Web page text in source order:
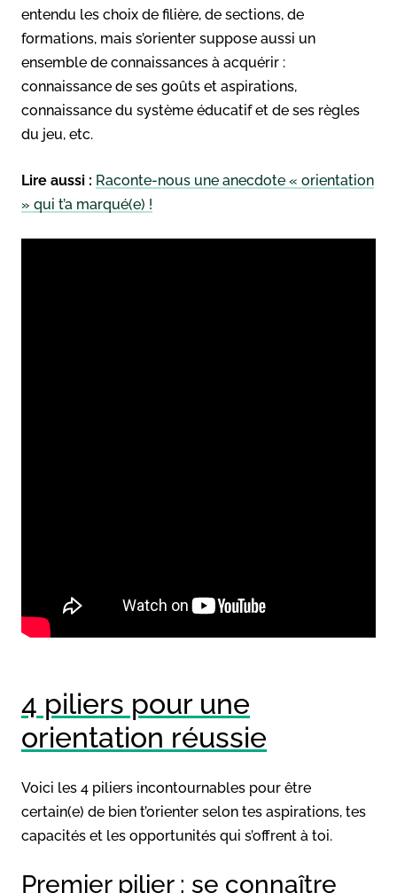
entendu les choix de filière, de sections, de
formations, mais s’orienter suppose aussi un
ensemble de connaissances à acquérir :
connaissance de ses goûts et aspirations,
connaissance du système éducatif et de ses règles
du jeu, etc.
Lire aussi : Raconte-nous une anecdote « orientation
» qui t’a marqué(e) !
4 piliers pour une
orientation réussie
Voici les 4 piliers incontournables pour être
certain(e) de bien t’orienter selon tes aspirations, tes
capacités et les opportunités qui s’offrent à toi.
Premier pilier : se connaître